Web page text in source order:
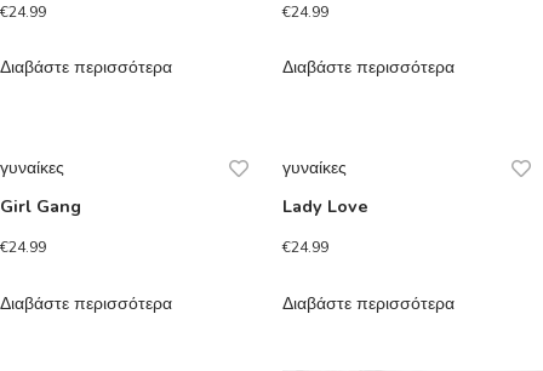
€24.99
Διαβάστε περισσότερα
€24.99
Διαβάστε περισσότερα
γυναίκες
Girl Gang
€24.99
Διαβάστε περισσότερα
γυναίκες
Lady Love
€24.99
Διαβάστε περισσότερα